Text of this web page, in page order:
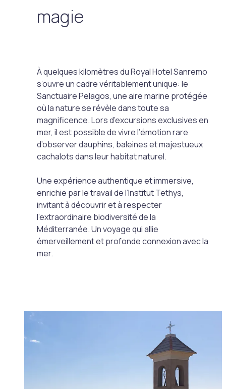
magie
À quelques kilomètres du Royal Hotel Sanremo
s’ouvre un cadre véritablement unique: le
Sanctuaire Pelagos, une aire marine protégée
où la nature se révèle dans toute sa
magnificence. Lors d’excursions exclusives en
mer, il est possible de vivre l’émotion rare
d’observer dauphins, baleines et majestueux
cachalots dans leur habitat naturel.
Une expérience authentique et immersive,
enrichie par le travail de l’Institut Tethys,
invitant à découvrir et à respecter
l’extraordinaire biodiversité de la
Méditerranée. Un voyage qui allie
émerveillement et profonde connexion avec la
mer.